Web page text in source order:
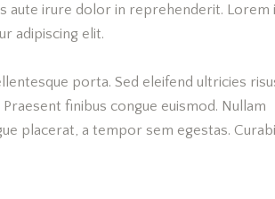
aute irure dolor in reprehenderit. Lorem
adipiscing elit.
porta. Sed eleifend ultricies
finibus congue euismod. Nullam
placerat, a tempor sem egestas.